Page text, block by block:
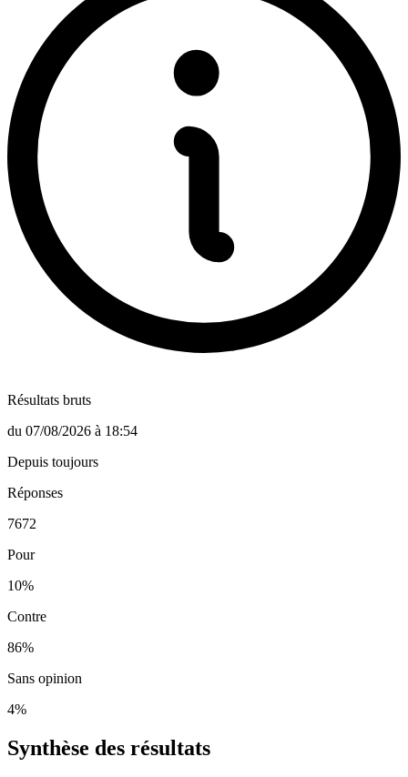
Résultats bruts
du 07/08/2026 à 18:54
Depuis toujours
Réponses
7672
Pour
10%
Contre
86%
Sans opinion
4%
Synthèse des résultats